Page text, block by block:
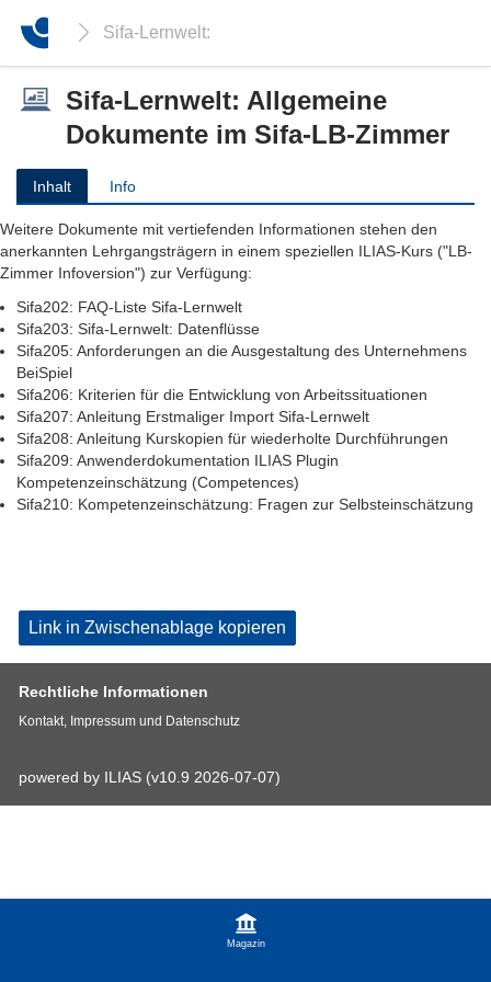
Sifa-Lernwelt: Allgemeine Dokumente im Sifa-
Magazin
Sifa-Lernwelt: Allgemeine
Dokumente im Sifa-LB-Zimmer
Inhalt Info
Weitere Dokumente mit vertiefenden Informationen stehen den
anerkannten Lehrgangsträgern in einem speziellen ILIAS-Kurs ("LB-
Zimmer Infoversion") zur Verfügung:
Sifa202: FAQ-Liste Sifa-Lernwelt
Sifa203: Sifa-Lernwelt: Datenflüsse
Sifa205: Anforderungen an die Ausgestaltung des Unternehmens
BeiSpiel
Sifa206: Kriterien für die Entwicklung von Arbeitssituationen
Sifa207: Anleitung Erstmaliger Import Sifa-Lernwelt
Sifa208: Anleitung Kurskopien für wiederholte Durchführungen
Sifa209: Anwenderdokumentation ILIAS Plugin
Kompetenzeinschätzung (Competences)
Sifa210: Kompetenzeinschätzung: Fragen zur Selbsteinschätzung
Link in Zwischenablage kopieren
Rechtliche Informationen
Kontakt, Impressum und Datenschutz
powered by ILIAS (v10.9 2026-07-07)